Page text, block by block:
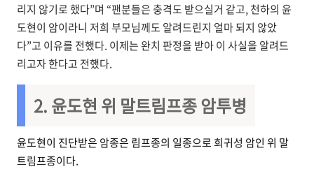
리지 않기로 했다”며 “팬분들은 충격도 받으실거 같고, 천하의 윤
도현이 암이라니 저희 부모님께도 알려드린지 얼마 되지 않았
다”고 이유를 전했다. 이제는 완치 판정을 받아 이 사실을 알려드
리고자 한다고 전했다.
2. 윤도현 위 말트림프종 암투병
윤도현이 진단받은 암종은 림프종의 일종으로 희귀성 암인 위 말
트림프종이다.